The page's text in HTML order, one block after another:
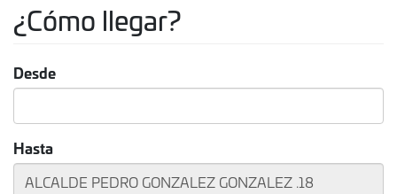
¿Cómo llegar?
Desde
Hasta